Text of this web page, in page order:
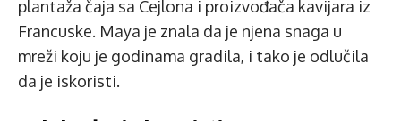
plantaža čaja sa Cejlona i proizvođača kavijara iz
Francuske. Maya je znala da je njena snaga u
mreži koju je godinama gradila, i tako je odlučila
da je iskoristi.